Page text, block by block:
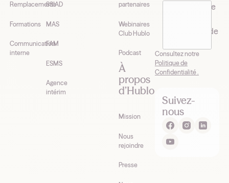
Remplacements
Formations
Communication
interne
SSIAD
MAS
FAM
ESMS
Agence
intérim
partenaires
Webinaires
Club Hublo
Podcast
À
propos
d’Hublo
Mission
Nous
rejoindre
Presse
J’accepte de
newsletter de
Consultez notre
Politique de
Confidentialité .
Suivez-
nous